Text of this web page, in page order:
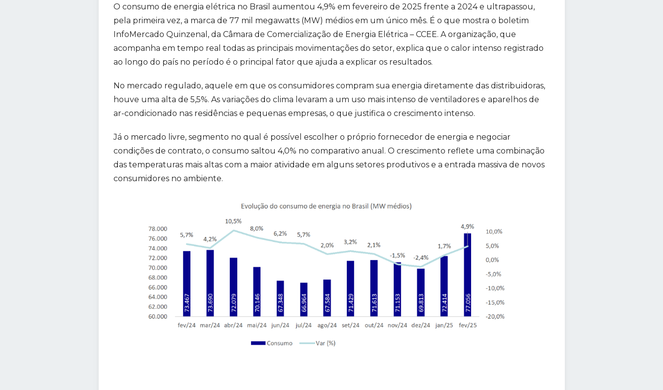
O consumo de energia elétrica no Brasil aumentou 4,9% em fevereiro de 2025 frente a 2024 e ultrapassou,
pela primeira vez, a marca de 77 mil megawatts (MW) médios em um único mês. É o que mostra o boletim
InfoMercado Quinzenal, da Câmara de Comercialização de Energia Elétrica – CCEE. A organização, que
acompanha em tempo real todas as principais movimentações do setor, explica que o calor intenso registrado
ao longo do país no período é o principal fator que ajuda a explicar os resultados.
No mercado regulado, aquele em que os consumidores compram sua energia diretamente das distribuidoras,
houve uma alta de 5,5%. As variações do clima levaram a um uso mais intenso de ventiladores e aparelhos de
ar-condicionado nas residências e pequenas empresas, o que justifica o crescimento intenso.
Já o mercado livre, segmento no qual é possível escolher o próprio fornecedor de energia e negociar
condições de contrato, o consumo saltou 4,0% no comparativo anual. O crescimento reflete uma combinação
das temperaturas mais altas com a maior atividade em alguns setores produtivos e a entrada massiva de novos
consumidores no ambiente.